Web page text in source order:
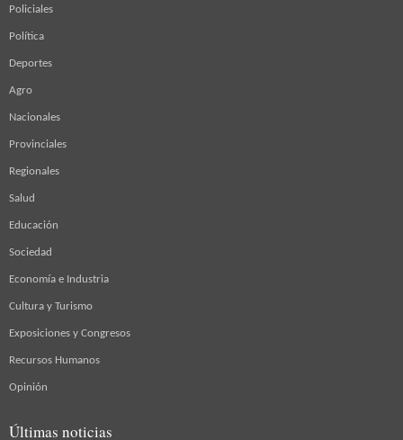
Policiales
Política
Deportes
Agro
Nacionales
Provinciales
Regionales
Salud
Educación
Sociedad
Economía e Industria
Cultura y Turismo
Exposiciones y Congresos
Recursos Humanos
Opinión
Últimas noticias